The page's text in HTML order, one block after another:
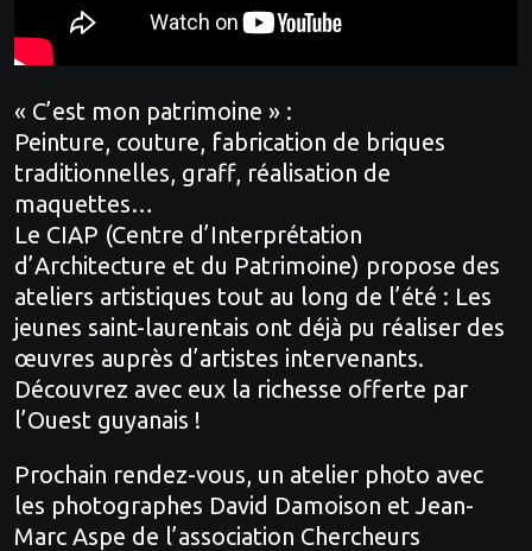
« C’est mon patrimoine » :
Peinture, couture, fabrication de briques
traditionnelles, graff, réalisation de
maquettes…
Le CIAP (Centre d’Interprétation
d’Architecture et du Patrimoine) propose des
ateliers artistiques tout au long de l’été : Les
jeunes saint-laurentais ont déjà pu réaliser des
œuvres auprès d’artistes intervenants.
Découvrez avec eux la richesse offerte par
l’Ouest guyanais !
Prochain rendez-vous, un atelier photo avec
les photographes David Damoison et Jean-
Marc Aspe de l’association Chercheurs